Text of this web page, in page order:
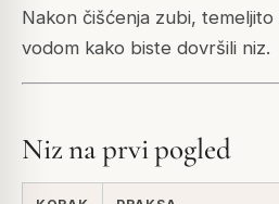
Nakon čišćenja zubi,
vodom kako biste dovršili niz.
Niz na prvi pogled